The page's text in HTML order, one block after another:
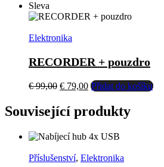
Sleva
Elektronika
RECORDER + pouzdro
€99,00 Původní
byla:
€ 99,00.
€ 79,00Aktuální
€ 79,00.
Přidat do košíku
Související produkty
Příslušenství, Elektronika